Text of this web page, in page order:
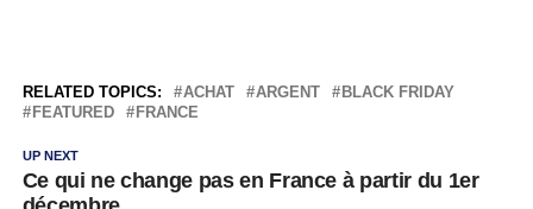
RELATED TOPICS: ACHAT ARGENT
BLACK FRIDAY
FEATURED
FRANCE
UP NEXT
Ce qui ne change pas en France à partir du 1er